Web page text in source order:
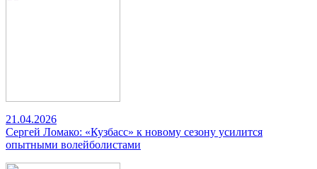
21.04.2026
Сергей Ломако: «Кузбасс» к новому сезону усилится
опытными волейболистами